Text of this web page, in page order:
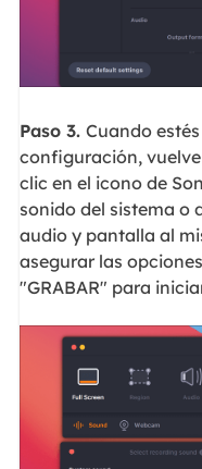
Paso 3. Cuando
configuración,
clic en el icono de
sonido del sistema o
audio y pantalla al
asegurar las
"GRABAR" para